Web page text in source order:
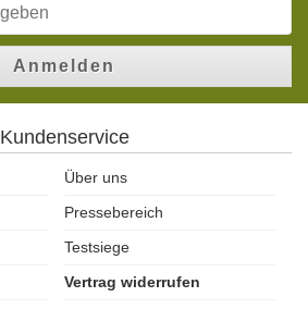
Anmelden
Kundenservice
Über uns
Pressebereich
Testsiege
Vertrag widerrufen